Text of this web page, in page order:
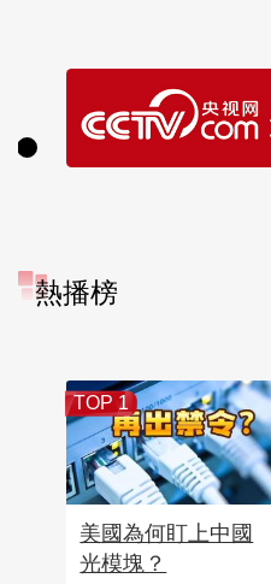
熱播榜
TOP 1
美國為何盯上中國
光模塊？